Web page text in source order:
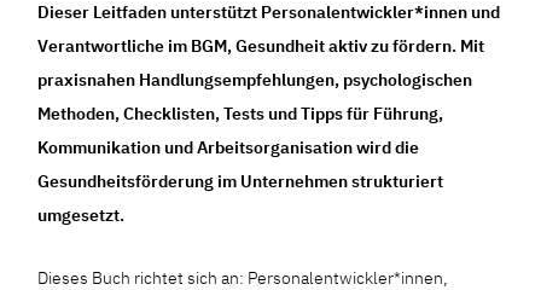
Dieser Leitfaden unterstützt Personalentwickler*innen und
Verantwortliche im BGM, Gesundheit aktiv zu fördern. Mit
praxisnahen Handlungsempfehlungen, psychologischen
Methoden, Checklisten, Tests und Tipps für Führung,
Kommunikation und Arbeitsorganisation wird die
Gesundheitsförderung im Unternehmen strukturiert
umgesetzt.
Dieses Buch richtet sich an: Personalentwickler*innen,